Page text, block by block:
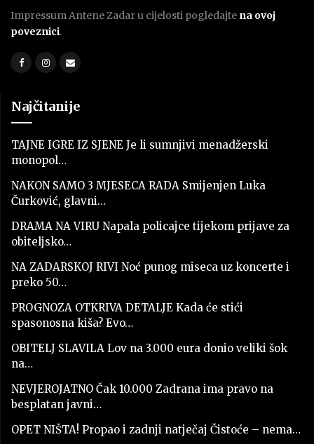
Impressum Antene Zadar u cijelosti pogledajte na ovoj
poveznici.
Najčitanije
TAJNE IGRE IZ SJENE Je li sumnjivi menadžerski
monopol…
NAKON SAMO 3 MJESECA RADA Smijenjen Luka
Čurković, glavni…
DRAMA NA VIRU Napala policajce tijekom prijave za
obiteljsko…
NA ZADARSKOJ RIVI Noć punog miseca uz koncerte i
preko 50…
PROGNOZA OTKRIVA DETALJE Kada će stići
spasonosna kiša? Evo…
OBITELJ SLAVILA Lov na 3.000 eura donio veliki šok
na…
NEVJEROJATNO Čak 10.000 Zadrana ima pravo na
besplatan javni…
OPET NIŠTA! Propao i zadnji natječaj Čistoće – nema…